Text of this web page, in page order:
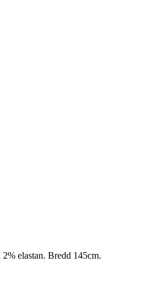
elastan. Bredd 145cm.